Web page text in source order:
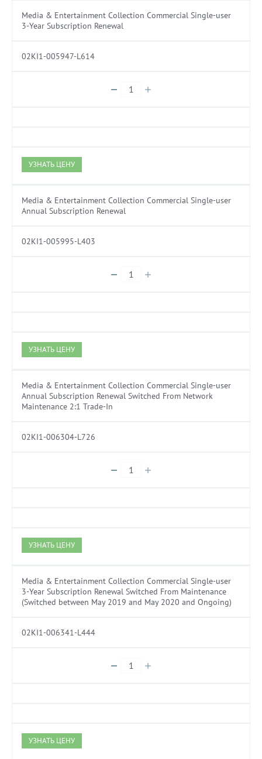
Media & Entertainment Collection Commercial Single-user
3-Year Subscription Renewal
02KI1-005947-L614
УЗНАТЬ ЦЕНУ
Media & Entertainment Collection Commercial Single-user
Annual Subscription Renewal
02KI1-005995-L403
УЗНАТЬ ЦЕНУ
Media & Entertainment Collection Commercial Single-user
Annual Subscription Renewal Switched From Network
Maintenance 2:1 Trade-In
02KI1-006304-L726
УЗНАТЬ ЦЕНУ
Media & Entertainment Collection Commercial Single-user
3-Year Subscription Renewal Switched From Maintenance
(Switched between May 2019 and May 2020 and Ongoing)
02KI1-006341-L444
УЗНАТЬ ЦЕНУ